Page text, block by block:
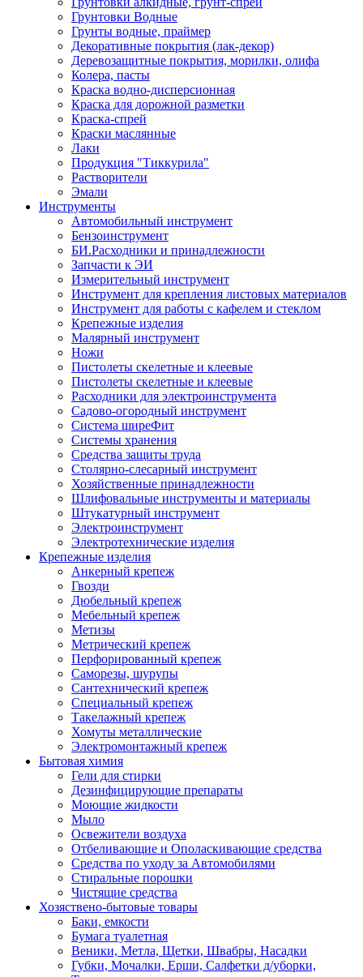
Грунтовки Водные
Грунты водные, праймер
Декоративные покрытия (лак-декор)
Деревозащитные покрытия, морилки, олифа
Колера, пасты
Краска водно-дисперсионная
Краска для дорожной разметки
Краска-спрей
Краски маслянные
Лаки
Продукция "Тиккурила"
Растворители
Эмали
Инструменты
Автомобильный инструмент
Бензоинструмент
БИ.Расходники и принадлежности
Запчасти к ЭИ
Измерительный инструмент
Инструмент для крепления листовых материалов
Инструмент для работы с кафелем и стеклом
Крепежные изделия
Малярный инструмент
Ножи
Пистолеты скелетные и клеевые
Пистолеты скелетные и клеевые
Расходники для электроинструмента
Садово-огородный инструмент
Система ширеФит
Системы хранения
Средства защиты труда
Столярно-слесарный инструмент
Хозяйственные принадлежности
Шлифовальные инструменты и материалы
Штукатурный инструмент
Электроинструмент
Электротехнические изделия
Крепежные изделия
Анкерный крепеж
Гвозди
Дюбельный крепеж
Мебельный крепеж
Метизы
Метрический крепеж
Перфорированный крепеж
Саморезы, шурупы
Сантехнический крепеж
Специальный крепеж
Такелажный крепеж
Хомуты металлические
Электромонтажный крепеж
Бытовая химия
Гели для стирки
Дезинфицирующие препараты
Моющие жидкости
Мыло
Освежители воздуха
Отбеливающие и Ополаскивающие средства
Средства по уходу за Автомобилями
Стиральные порошки
Чистящие средства
Хозяствено-бытовые товары
Баки, емкости
Бумага туалетная
Веники, Метла, Щетки, Швабры, Насадки
Губки, Мочалки, Ерши, Салфетки д/уборки,